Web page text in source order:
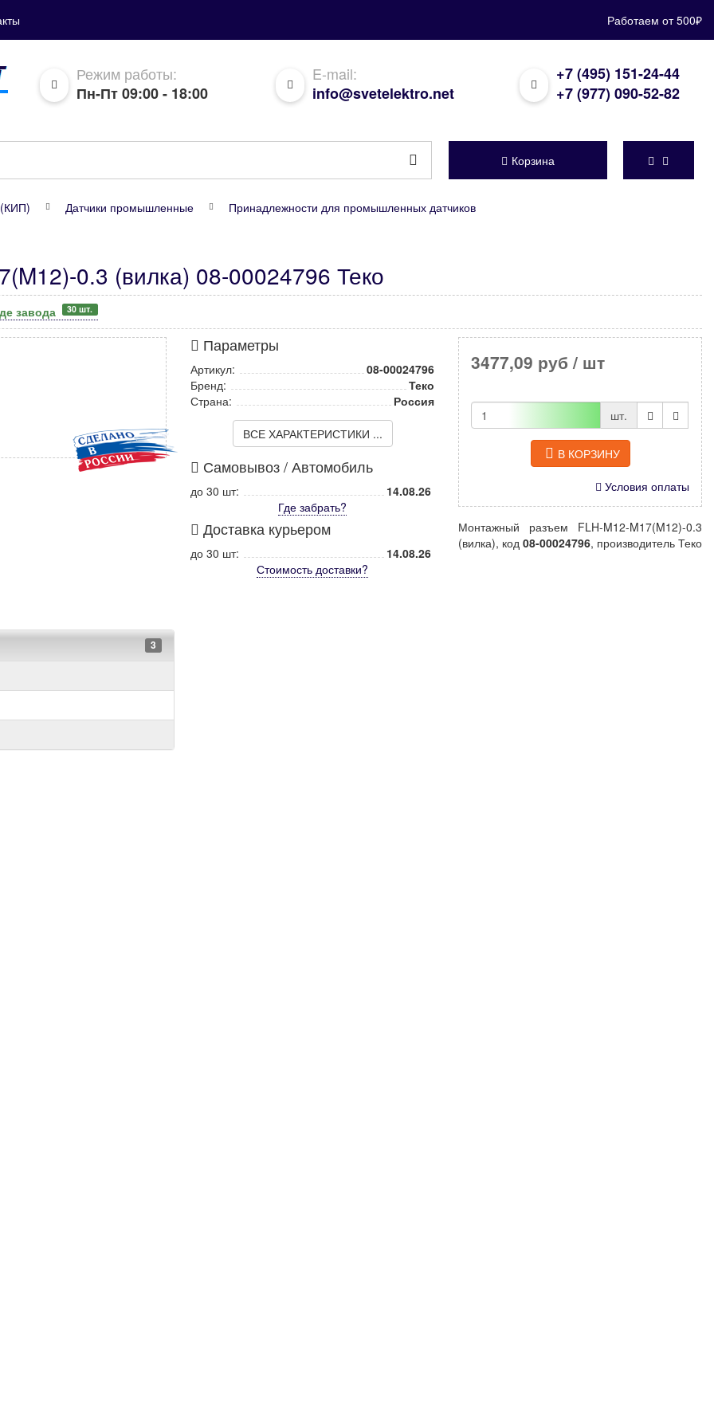
Работаем от 500₽
Режим работы:
Пн-Пт 09:00 - 18:00
E-mail:
info@svetelektro.net
+7 (495) 151-24-44
+7 (977) 090-52-82
Корзина
Датчики промышленные
Принадлежности для промышленных датчиков
0.3 (вилка) 08-00024796 Теко
завода 30 шт.
Параметры
Артикул:
08-00024796
Бренд:
Теко
Страна:
Россия
ВСЕ ХАРАКТЕРИСТИКИ ...
Самовывоз / Автомобиль
до 30 шт:
14.08.26
Где забрать?
Доставка курьером
до 30 шт:
14.08.26
Стоимость доставки?
3477,09 руб / шт
шт.
В КОРЗИНУ
Условия оплаты
Монтажный разъем FLH-M12-M17(M12)-0.3
(вилка), код 08-00024796, производитель Теко
3